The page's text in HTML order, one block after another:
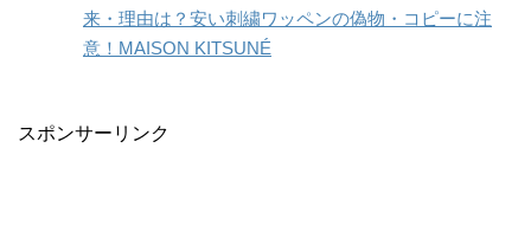
来・理由は？安い刺繍ワッペンの偽物・コピーに注
意！MAISON KITSUNÉ
スポンサーリンク